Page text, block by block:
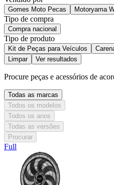
Gomes Moto Pecas Motoryama
Tipo de compra
Compra nacional
Tipo de produto
Kit de Peças para Veículos
Limpar
Ver resultados
Procure peças e acessórios de
Todas as marcas
Todos os modelos
Todos os anos
Todas as versões
Procurar
Full